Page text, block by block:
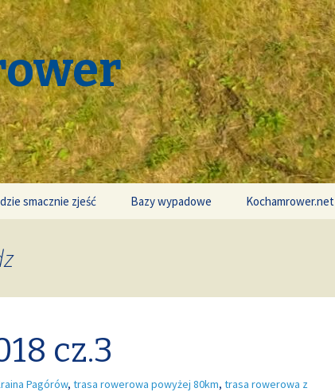
smacznie zjeść Bazy wypadowe Kochamrower.net
cz.3
Pagórów, trasa rowerowa powyżej 80km, trasa rowerowa z